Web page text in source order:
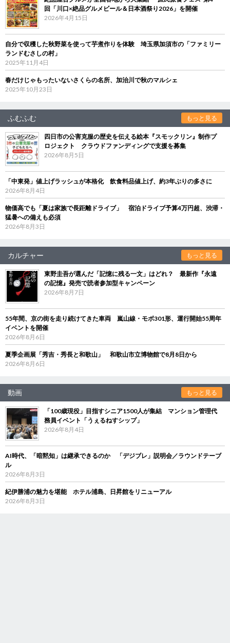
回「川口×絶品グルメビール＆日本酒祭り2026」を開催
2026年4月15日
自分で収穫した秋野菜を使って芋煮作りを体験 埼玉県加須市の「ファミリー
ランドむさしの村」
2025年11月4日
春だけじゃもったいないさくらの名所、加治川で秋のマルシェ
2025年10月23日
ふむふむ もっと見る
四日市の公害克服の歴史を伝える絵本『スモックリン』制作プ
ロジェクト クラウドファンディングで支援を募集
2026年8月5日
「中東発」値上げラッシュが本格化 飲食料品値上げ、約3年ぶりの多さに
2026年8月4日
物価高でも「夏は家族で長距離ドライブ」 宿泊ドライブ予算4万円超、渋滞・
猛暑への備えも必須
2026年8月3日
カルチャー もっと見る
東野圭吾が選んだ「記憶に残る一文」はどれ？ 最新作『永遠
の記憶』発売で読者参加型キャンペーン
2026年8月7日
55年間、京の街を走り続けてきた車両 嵐山線・モボ301形、運行開始55周年
イベントを開催
2026年8月6日
夏季企画展「秀吉・秀長と和歌山」 和歌山市立博物館で8月8日から
2026年8月6日
動画 もっと見る
「100歳現役」目指すシニア1500人が集結 マンション管理代
務員イベント「うぇるねすシップ」
2026年8月4日
AI時代、「暗黙知」は継承できるのか 「デジブレ」説明会／ラウンドテーブ
ル
2026年8月3日
紀伊勝浦の魅力を堪能 ホテル浦島、日昇館をリニューアル
2026年8月3日